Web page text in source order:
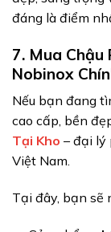
đáng là điểm
7. Mua Chậu
Nobinox
Nếu bạn đang
cao cấp, bền
Tại Kho – đại lý
Việt Nam.
Tại đây, bạn sẽ